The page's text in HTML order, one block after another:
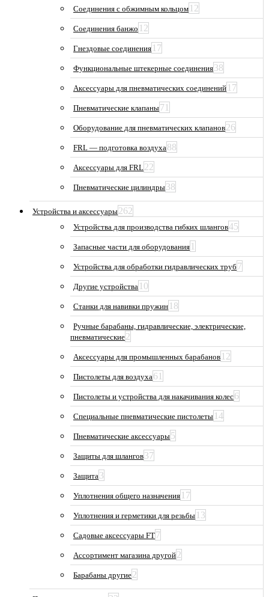
Соединения с обжимным кольцом 12
Соединения банжо 12
Гнездовые соединения 17
Функциональные штекерные соединения38
Аксессуары для пневматических соединений 17
Пневматические клапаны71
Оборудование для пневматических клапанов26
FRL — подготовка воздуха88
Аксессуары для FRL22
Пневматические цилиндры38
Устройства и аксессуары262
Устройства для производства гибких шлангов45
Запасные части для оборудования 1
Устройства для обработки гидравлических труб 7
Другие устройства 10
Станки для навивки пружин 18
Ручные барабаны, гидравлические, электрические,
пневматические2
Аксессуары для промышленных барабанов 12
Пистолеты для воздуха61
Пистолеты и устройства для накачивания колес6
Специальные пневматические пистолеты 14
Пневматические аксессуары5
Защиты для шлангов37
Защита3
Уплотнения общего назначения 17
Уплотнения и герметики для резьбы 13
Садовые аксессуары FT7
Ассортимент магазина другой2
Барабаны другие2